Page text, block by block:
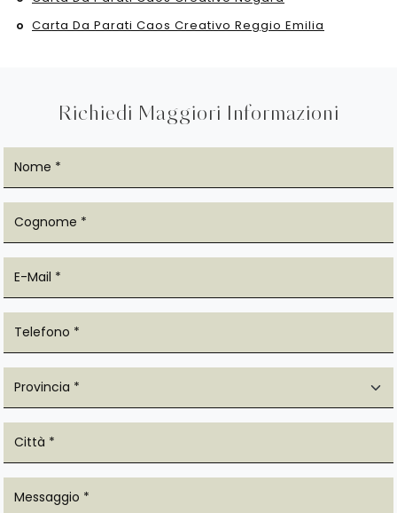
Carta Da Parati Caos Creativo Reggio Emilia
Richiedi Maggiori Informazioni